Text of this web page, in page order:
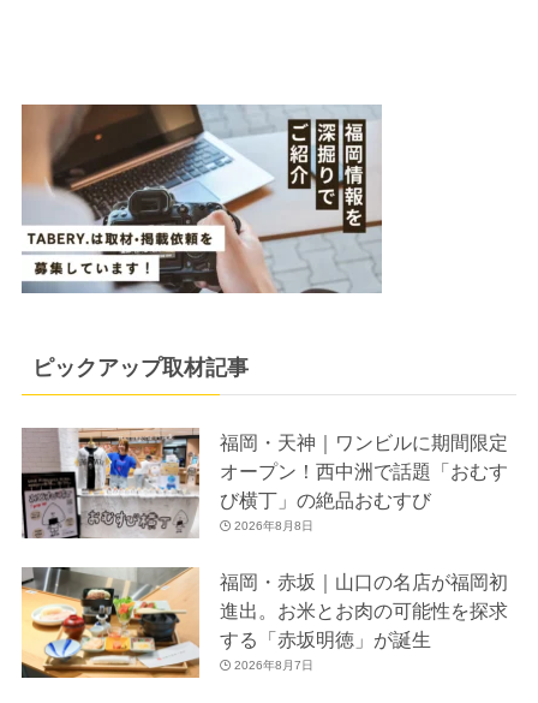
ピックアップ取材記事
福岡・天神｜ワンビルに期間限定
オープン！西中洲で話題「おむす
び横丁」の絶品おむすび
2026年8月8日
福岡・赤坂｜山口の名店が福岡初
進出。お米とお肉の可能性を探求
する「赤坂明徳」が誕生
2026年8月7日